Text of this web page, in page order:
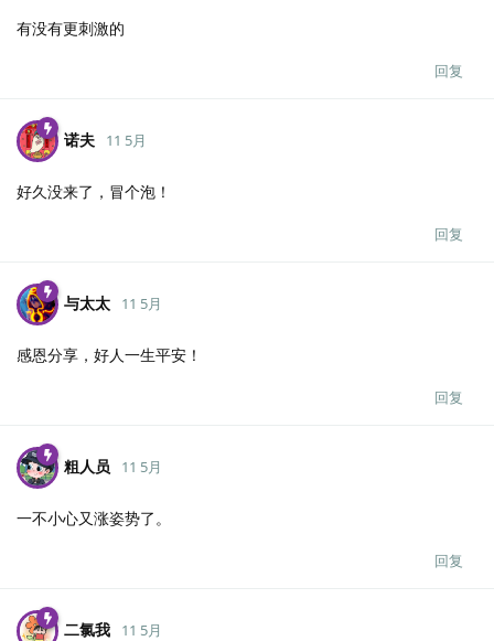
有没有更刺激的
回复
诺夫 11 5月
好久没来了，冒个泡！
回复
与太太 11 5月
感恩分享，好人一生平安！
回复
粗人员 11 5月
一不小心又涨姿势了。
回复
二氯我 11 5月